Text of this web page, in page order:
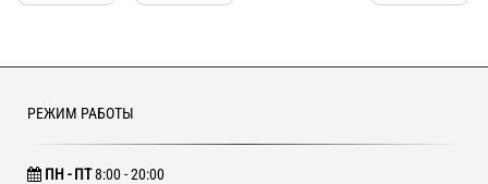
РЕЖИМ РАБОТЫ
ПН - ПТ8:00 - 20:00